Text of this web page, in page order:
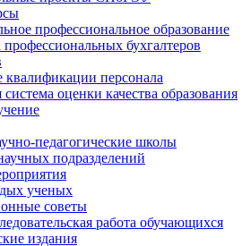
профессиональное образование
бухгалтеров
персонала
оценки качества образования
педагогические школы
подразделений
ученых
советы
работа обучающихся
издания